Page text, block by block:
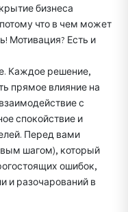
бизнеса
что в чем может
Мотивация? Есть и
Каждое решение,
прямое влияние на
с
спокойствие и
Перед вами
шагом), который
ошибок,
и разочарований в